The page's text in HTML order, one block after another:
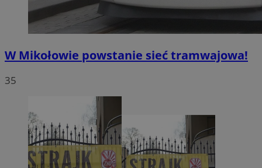
W Mikołowie powstanie sieć tramwajowa!
35